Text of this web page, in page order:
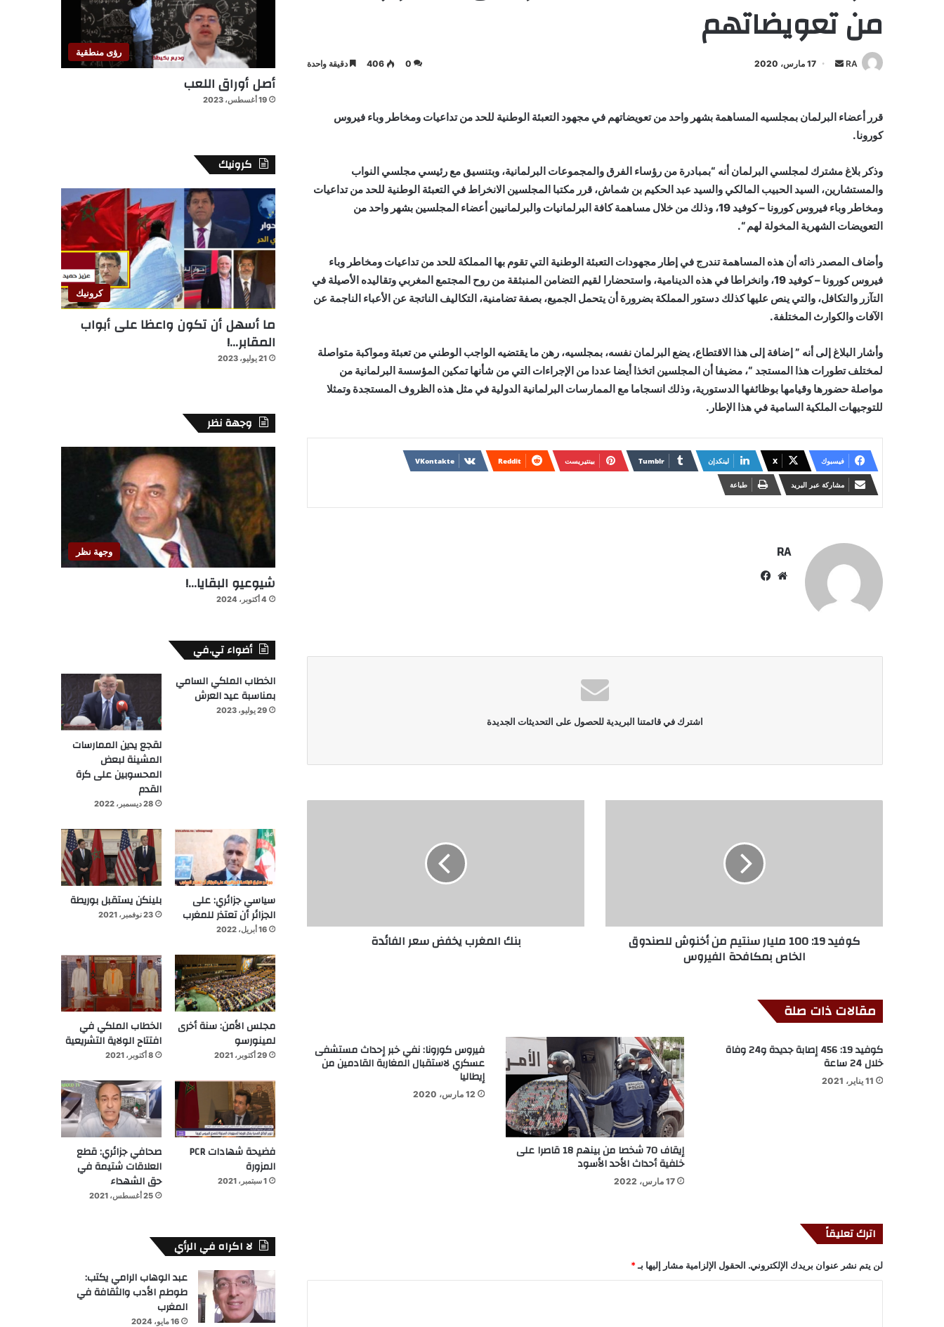
من تعويضاتهم
RA
أرسل 17 مارس، 2020 0
406 دقيقة واحدة
قرر أعضاء البرلمان بمجلسيه المساهمة بشهر واحد من تعويضاتهم في مجهود التعبئة الوطنية للحد من تداعيات ومخاطر وباء فيروس
كورونا.
وذكر بلاغ مشترك لمجلسي البرلمان أنه “بمبادرة من رؤساء الفرق والمجموعات البرلمانية، وبتنسيق مع رئيسي مجلسي النواب
والمستشارين، السيد الحبيب المالكي والسيد عبد الحكيم بن شماش، قرر مكتبا المجلسين الانخراط في التعبئة الوطنية للحد من تداعيات
ومخاطر وباء فيروس كورونا – كوفيد 19، وذلك من خلال مساهمة كافة البرلمانيات والبرلمانيين أعضاء المجلسين بشهر واحد من
التعويضات الشهرية المخولة لهم “.
وأضاف المصدر ذاته أن هذه المساهمة تندرج في إطار مجهودات التعبئة الوطنية التي تقوم بها المملكة للحد من تداعيات ومخاطر وباء
فيروس كورونا – كوفيد 19، وانخراطا في هذه الدينامية، واستحضارا لقيم التضامن المنبثقة من روح المجتمع المغربي وتقاليده الأصيلة في
التآزر والتكافل، والتي ينص عليها كذلك دستور المملكة بضرورة أن يتحمل الجميع، بصفة تضامنية، التكاليف الناتجة عن الأعباء الناجمة عن
الآفات والكوارث المختلفة.
وأشار البلاغ إلى أنه ” إضافة إلى هذا الاقتطاع، يضع البرلمان نفسه، بمجلسيه، رهن ما يقتضيه الواجب الوطني من تعبئة ومواكبة متواصلة
لمختلف تطورات هذا المستجد “، مضيفا أن المجلسين اتخذا أيضا عددا من الإجراءات التي من شأنها تمكين المؤسسة البرلمانية من
مواصلة حضورها وقيامها بوظائفها الدستورية، وذلك انسجاما مع الممارسات البرلمانية الدولية في مثل هذه الظروف المستجدة وتمثلا
للتوجيهات الملكية السامية في هذا الإطار.
فيسبوك X لينكدإن بينتيريست
مشاركة عبر البريد طباعة
RA
موقع
اشترك في قائمتنا البريدية للحصول على التحديثات الجديدة
كوفيد 19: 100 مليار سنتيم من أخنوش للصندوق
الخاص بمكافحة الفيروس
بنك المغرب يخفض سعر الفائدة
مقالات ذات صلة
كوفيد 19: 456 إصابة جديدة و24 وفاة
خلال 24 ساعة
11 يناير، 2021
إيقاف 70 شخصا من بينهم 18 قاصرا على
خلفية أحداث الأحد الأسود
17 مارس، 2022
فيروس كورونا: نفي خبر إحداث مستشفى
عسكري لاستقبال المغاربة القادمين من
إيطاليا
12 مارس، 2020
اترك تعليقاً
لن يتم نشر عنوان بريدك الإلكتروني. الحقول الإلزامية مشار إليها بـ *
رؤى منطقية
أصل أوراق اللعب
19 أغسطس، 2023
كرونيك
كرونيك
ما أسهل أن تكون واعظا على أبواب
المقابر…!
21 يوليو، 2023
وجهة نظر
وجهة نظر
شيوعيو البقايا…!
4 أكتوبر، 2024
أضواء تي.في
الخطاب الملكي السامي
بمناسبة عيد العرش
29 يوليو، 2023
لقجع يدين الممارسات
المشينة لبعض
المحسوبين على كرة
القدم
28 ديسمبر، 2022
سياسي جزائري: على
الجزائر أن تعتذر للمغرب
16 أبريل، 2022
بلينكن يستقبل بوريطة
23 نوفمبر، 2021
مجلس الأمن: سنة أخرى
لمينورسو
29 أكتوبر، 2021
الخطاب الملكي في
افتتاح الولاية التشريعية
8 أكتوبر، 2021
فضيحة شهادات PCR
المزورة
1 سبتمبر، 2021
صحافي جزائري: قطع
العلاقات شتيمة في
حق الشهداء
25 أغسطس، 2021
لا اكراه في الرأي
عبد الوهاب الرامي يكتب:
طوطم الأدب والثقافة في
المغرب
16 مايو، 2024